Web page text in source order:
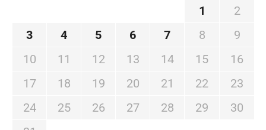
1
2
3
4 5 6 7 8
9
10
11 12 13 14 15
16
17
18 19 20 21 22
23
24
25 26 27 28 29
30